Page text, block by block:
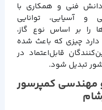
دانش فنی و همکاری با
و آسیایی، توانایی
را بر اساس نوع گاز،
دارد چیزی که باعث شده
قابل‌اعتماد در
تبدیل شود.
و مهندسی کمپرسور